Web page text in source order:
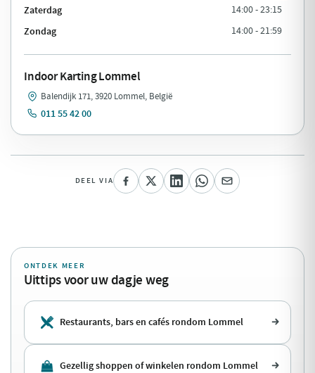
Zaterdag
14:00 - 23:15
Zondag 14:00 - 21:59
Indoor Karting Lommel
Balendijk 171, 3920 Lommel, België
011 55 42 00
DEEL VIA
ONTDEK MEER
Uittips voor uw dagje weg
Restaurants, bars en cafés rondom Lommel
Gezellig shoppen of winkelen rondom Lommel